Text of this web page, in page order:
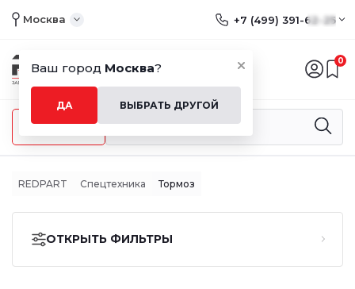
Ваш город Москва?
ДА ВЫБРАТЬ ДРУГОЙ
Москва +7 (499) 391-62-25
0
Меню
REDPART Спецтехника Тормоз
ОТКРЫТЬ ФИЛЬТРЫ